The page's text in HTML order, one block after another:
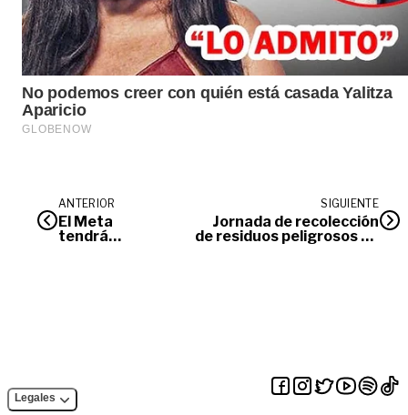
ANTERIOR
El Meta
tendrá
SIGUIENTE
Jornada de recolección
de residuos peligrosos en
Legales